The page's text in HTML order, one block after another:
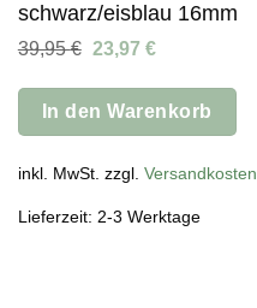
schwarz/eisblau 16mm
39,95€ Ursprünglicher
war:
39,95 €
23,97 €Aktueller
ist:
23,97 €.
In den Warenkorb
inkl. MwSt. zzgl. Versandkosten
Lieferzeit: 2-3 Werktage